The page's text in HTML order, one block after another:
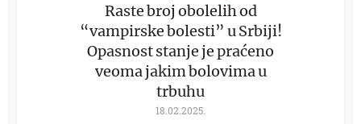
Raste broj obolelih od
“vampirske bolesti” u Srbiji!
Opasnost stanje je praćeno
veoma jakim bolovima u
trbuhu
18.02.2025.